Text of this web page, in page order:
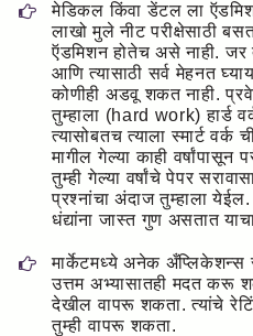
मेडिकल किंवा डेंटल ला
लाखो मुले नीट परीक्षेसाठी
ऍडमिशन होतेच असे नाही.
आणि त्यासाठी सर्व मेहनत
कोणीही अडवू शकत नाही. प्रवेश
तुम्हाला (hard work) हार्ड
त्यासोबतच त्याला स्मार्ट
मागील गेल्या काही वर्षांपासून
तुम्ही गेल्या वर्षांचे पेपर
प्रश्नांचा अंदाज तुम्हाला
धंद्यांना जास्त गुण असतात
मार्केटमध्ये अनेक अँप्लिकेशन्स
उत्तम अभ्यासातही मदत
देखील वापरू शकता. त्यांचे
तुम्ही वापरू शकता.